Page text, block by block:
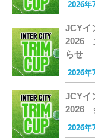
2026年
JCYイ
2026
らせ
2026年
JCYイ
2026
2026年